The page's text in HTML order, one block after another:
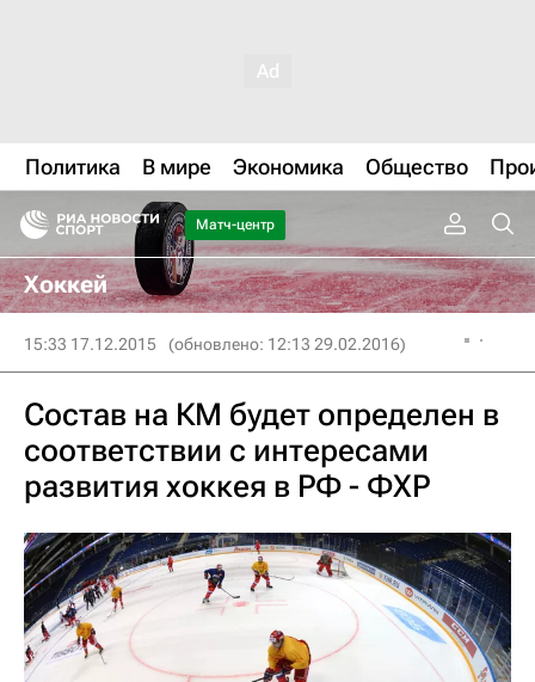
Политика В мире Экономика Общество
Матч-центр
Хоккей
15:33 17.12.2015 (обновлено: 12:13 29.02.2016)
Состав на КМ будет определен в
соответствии с интересами
развития хоккея в РФ - ФХР